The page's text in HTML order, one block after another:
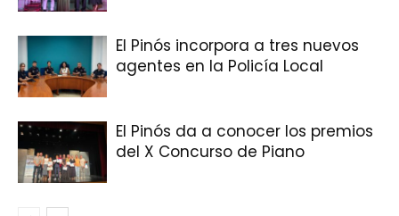
El Pinós incorpora a tres nuevos
agentes en la Policía Local
El Pinós da a conocer los premios
del X Concurso de Piano